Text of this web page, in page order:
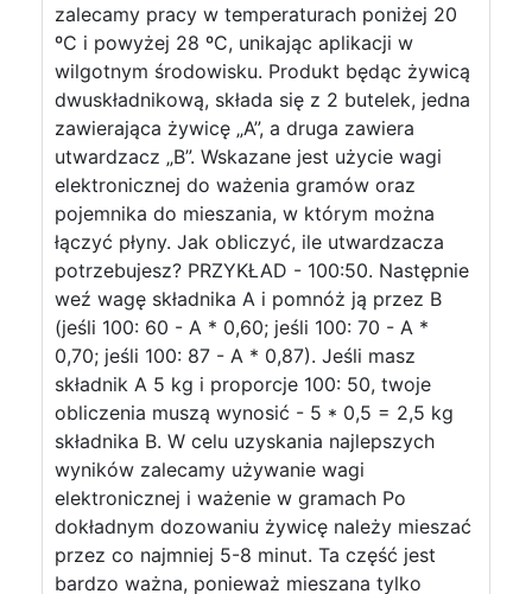
zalecamy pracy w temperaturach poniżej 20
ºC i powyżej 28 ºC, unikając aplikacji w
wilgotnym środowisku. Produkt będąc żywicą
dwuskładnikową, składa się z 2 butelek, jedna
zawierająca żywicę „A”, a druga zawiera
utwardzacz „B”. Wskazane jest użycie wagi
elektronicznej do ważenia gramów oraz
pojemnika do mieszania, w którym można
łączyć płyny. Jak obliczyć, ile utwardzacza
potrzebujesz? PRZYKŁAD - 100:50. Następnie
weź wagę składnika A i pomnóż ją przez B
(jeśli 100: 60 - A * 0,60; jeśli 100: 70 - A *
0,70; jeśli 100: 87 - A * 0,87). Jeśli masz
składnik A 5 kg i proporcje 100: 50, twoje
obliczenia muszą wynosić - 5 * 0,5 = 2,5 kg
składnika B. W celu uzyskania najlepszych
wyników zalecamy używanie wagi
elektronicznej i ważenie w gramach Po
dokładnym dozowaniu żywicę należy mieszać
przez co najmniej 5-8 minut. Ta część jest
bardzo ważna, ponieważ mieszana tylko